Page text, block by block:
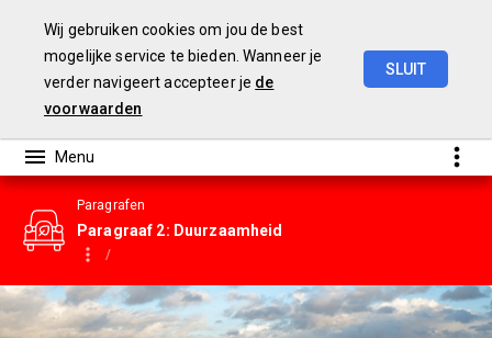
Wij gebruiken cookies om jou de best
mogelijke service te bieden. Wanneer je
verder navigeert accepteer je de
voorwaarden
SLUIT
Paragrafen
Paragraaf 2: Duurzaamheid